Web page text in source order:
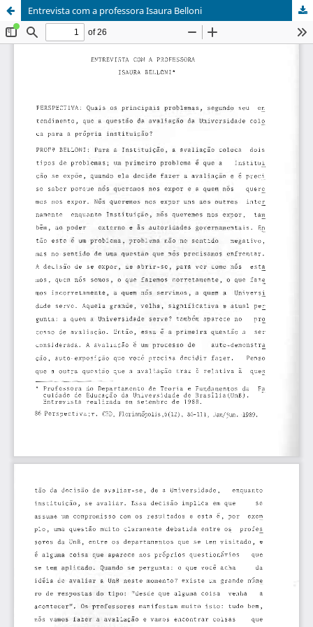
Entrevista com a professora Isaura Belloni